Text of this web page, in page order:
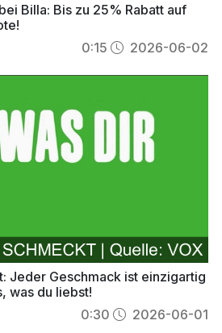
Billa: Bis zu 25% Rabatt auf
0:15 2026-06-02
Jeder Geschmack ist einzigartig
was du liebst!
0:30 2026-06-01